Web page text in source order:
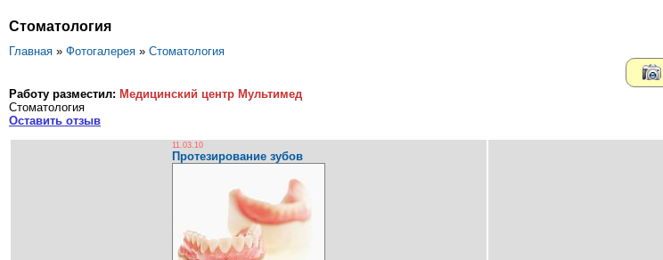
Стоматология
Главная » Фотогалерея » Стоматология
Работу разместил: Mедицинский центр Мультимед
Стоматология
Оставить отзыв
11.03.10
Протезирование зубов